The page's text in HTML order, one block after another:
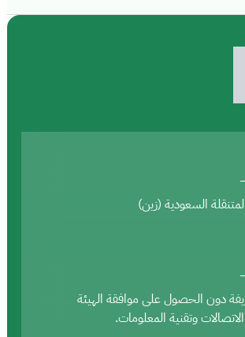
السعودية (زين)
دون الحصول على موافقة الهيئة
وتقنية المعلومات.